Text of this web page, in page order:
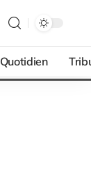
Quotidien